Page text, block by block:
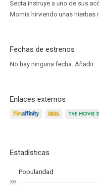
Secta instruye a uno de sus
Momia hirviendo unas hierbas
Fechas de estrenos
No hay ninguna fecha. Añadir
Enlaces externos
Estadísticas
Popularidad
???